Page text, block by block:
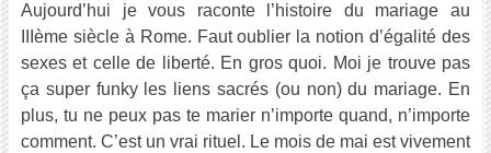
Aujourd’hui je vous raconte l’histoire du mariage au
IIIème siècle à Rome. Faut oublier la notion d’égalité des
sexes et celle de liberté. En gros quoi. Moi je trouve pas
ça super funky les liens sacrés (ou non) du mariage. En
plus, tu ne peux pas te marier n’importe quand, n’importe
comment. C’est un vrai rituel. Le mois de mai est vivement